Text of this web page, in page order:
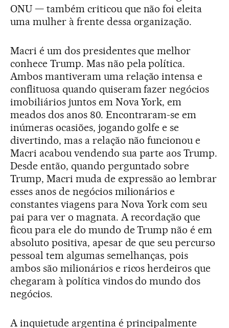
ONU — também criticou que não foi eleita
uma mulher à frente dessa organização.
Macri é um dos presidentes que melhor
conhece Trump. Mas não pela política.
Ambos mantiveram uma relação intensa e
conflituosa quando quiseram fazer negócios
imobiliários juntos em Nova York, em
meados dos anos 80. Encontraram-se em
inúmeras ocasiões, jogando golfe e se
divertindo, mas a relação não funcionou e
Macri acabou vendendo sua parte aos Trump.
Desde então, quando perguntado sobre
Trump, Macri muda de expressão ao lembrar
esses anos de negócios milionários e
constantes viagens para Nova York com seu
pai para ver o magnata. A recordação que
ficou para ele do mundo de Trump não é em
absoluto positiva, apesar de que seu percurso
pessoal tem algumas semelhanças, pois
ambos são milionários e ricos herdeiros que
chegaram à política vindos do mundo dos
negócios.
A inquietude argentina é principalmente